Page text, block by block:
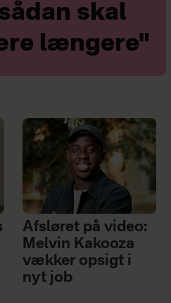
skal
længere"
Afsløret på video:
Melvin Kakooza
vækker opsigt i
nyt job